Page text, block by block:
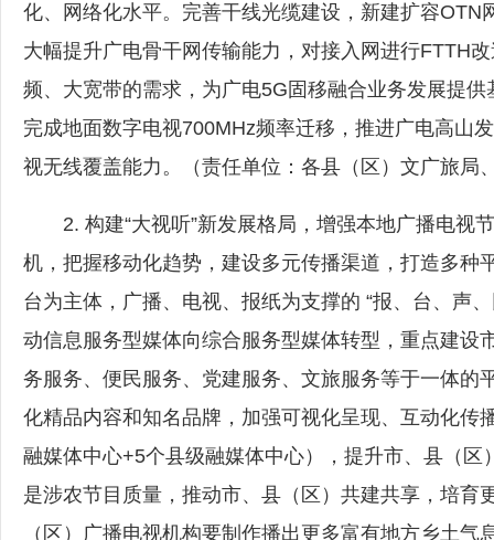
化、网络化水平。完善干线光缆建设，新建扩容
大幅提升广电骨干网传输能力，对接入网进行FTTH
频、大宽带的需求，为广电5G固移融合业务发展提
完成地面数字电视700MHz频率迁移，推进广电高山
视无线覆盖能力。（责任单位：各县（区）文广旅局
2. 构建“大视听”新发展格局，增强本地广播电视
机，把握移动化趋势，建设多元传播渠道，打造多种
台为主体，广播、电视、报纸为支撑的 “报、台、声
动信息服务型媒体向综合服务型媒体转型，重点建设
务服务、便民服务、党建服务、文旅服务等于一体的
化精品内容和知名品牌，加强可视化呈现、互动化传
融媒体中心+5个县级融媒体中心），提升市、县（
是涉农节目质量，推动市、县（区）共建共享，培育
（区）广播电视机构要制作播出更多富有地方乡土